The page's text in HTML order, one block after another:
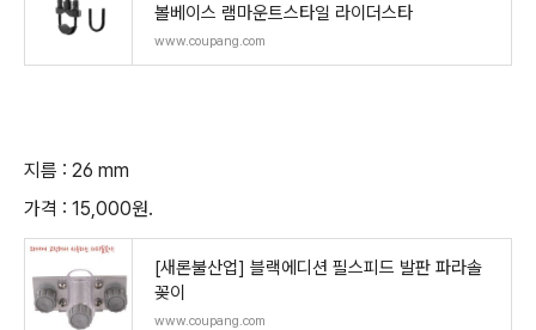
볼베이스 램마운트스타일 라이더스타
www.coupang.com
지름 : 26 mm
가격 : 15,000원.
[새론불산업] 블랙에디션 필스피드 발판 파라솔
꽂이
www.coupang.com